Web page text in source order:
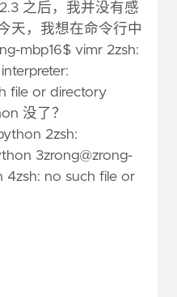
之后，我并没有感
天，我想在命令行中
mbp16$ vimr 2zsh:
file or directory
没了？
2zsh:
3zrong@zrong-
no such file or